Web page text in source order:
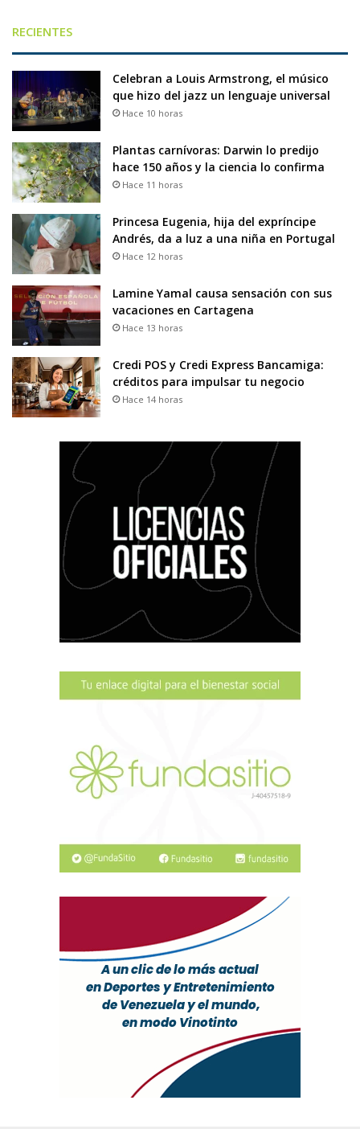
RECIENTES
Celebran a Louis Armstrong, el músico
que hizo del jazz un lenguaje universal
Hace 10 horas
Plantas carnívoras: Darwin lo predijo
hace 150 años y la ciencia lo confirma
Hace 11 horas
Princesa Eugenia, hija del expríncipe
Andrés, da a luz a una niña en Portugal
Hace 12 horas
Lamine Yamal causa sensación con sus
vacaciones en Cartagena
Hace 13 horas
Credi POS y Credi Express Bancamiga:
créditos para impulsar tu negocio
Hace 14 horas